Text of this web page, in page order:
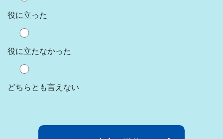
役に立った
役に立たなかった
どちらとも言えない